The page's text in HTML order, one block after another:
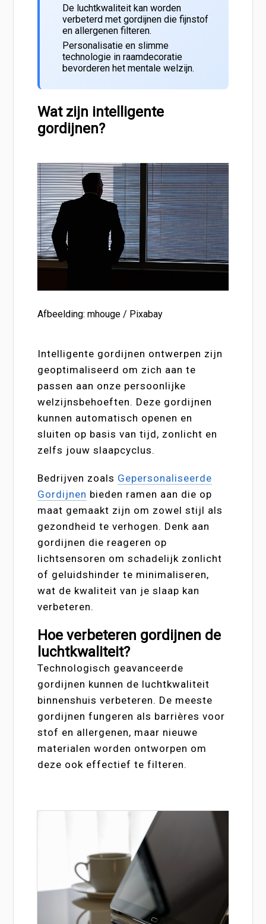
De luchtkwaliteit kan worden
verbeterd met gordijnen die fijnstof
en allergenen filteren.
Personalisatie en slimme
technologie in raamdecoratie
bevorderen het mentale welzijn.
Wat zijn intelligente
gordijnen?
Afbeelding: mhouge / Pixabay
Intelligente gordijnen ontwerpen zijn
geoptimaliseerd om zich aan te
passen aan onze persoonlijke
welzijnsbehoeften. Deze gordijnen
kunnen automatisch openen en
sluiten op basis van tijd, zonlicht en
zelfs jouw slaapcyclus.
Bedrijven zoals Gepersonaliseerde
Gordijnen bieden ramen aan die op
maat gemaakt zijn om zowel stijl als
gezondheid te verhogen. Denk aan
gordijnen die reageren op
lichtsensoren om schadelijk zonlicht
of geluidshinder te minimaliseren,
wat de kwaliteit van je slaap kan
verbeteren.
Hoe verbeteren gordijnen de
luchtkwaliteit?
Technologisch geavanceerde
gordijnen kunnen de luchtkwaliteit
binnenshuis verbeteren. De meeste
gordijnen fungeren als barrières voor
stof en allergenen, maar nieuwe
materialen worden ontworpen om
deze ook effectief te filteren.